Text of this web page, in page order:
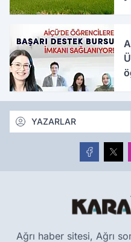
YAZARLAR
Ağrı haber sitesi, Ağrı